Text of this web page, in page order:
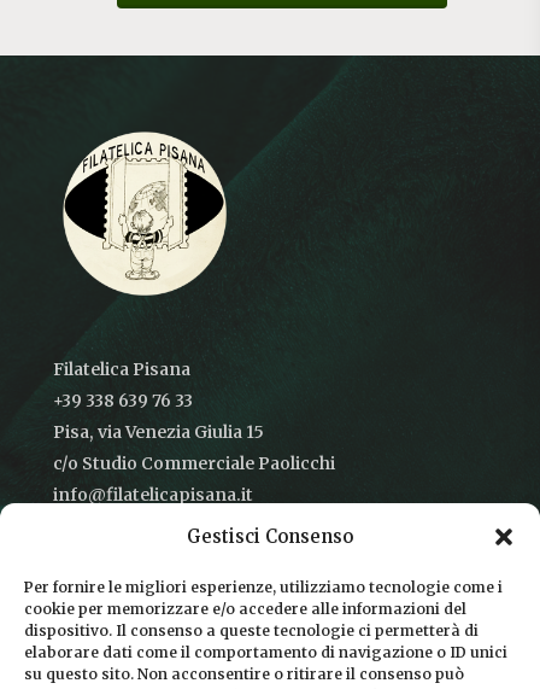
Gestisci Consenso
Per fornire le migliori esperienze, utilizziamo tecnologie come i
cookie per memorizzare e/o accedere alle informazioni del
dispositivo. Il consenso a queste tecnologie ci permetterà di
elaborare dati come il comportamento di navigazione o ID unici
su questo sito. Non acconsentire o ritirare il consenso può
Filatelica Pisana
+39 338 639 76 33
Pisa, via Venezia Giulia 15
c/o Studio Commerciale Paolicchi
info@filatelicapisana.it
CONDIZIONI DI VENDITA
INFORMATIVA SULLA PRIVACY